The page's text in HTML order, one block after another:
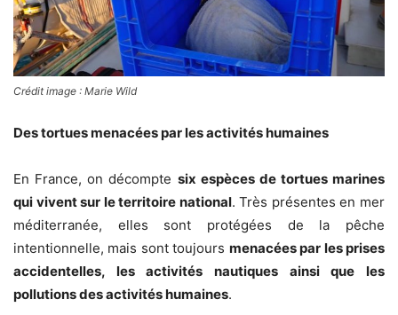
Crédit image : Marie Wild
Des tortues menacées par les activités humaines
En France, on décompte six espèces de tortues marines
qui vivent sur le territoire national. Très présentes en mer
méditerranée, elles sont protégées de la pêche
intentionnelle, mais sont toujours menacées par les prises
accidentelles, les activités nautiques ainsi que les
pollutions des activités humaines.